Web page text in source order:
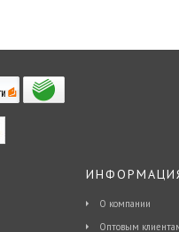
О компании
Оптовым